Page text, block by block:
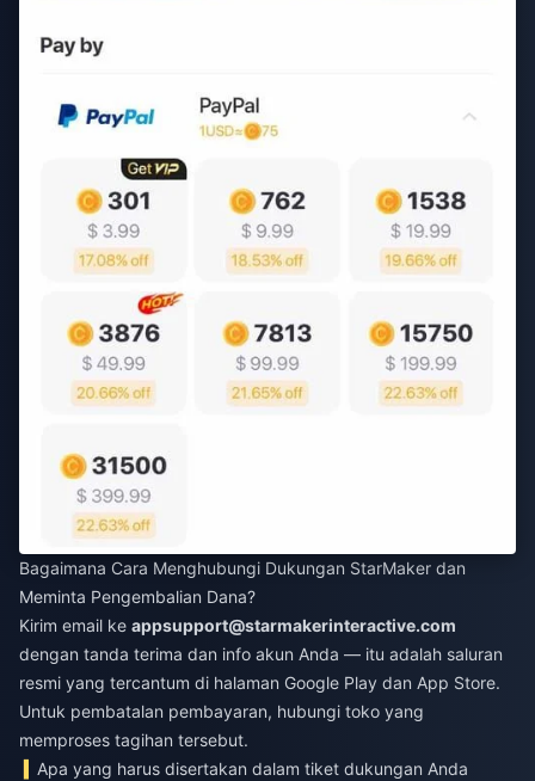
Bagaimana Cara Menghubungi Dukungan StarMaker dan
Meminta Pengembalian Dana?
Kirim email ke appsupport@starmakerinteractive.com
dengan tanda terima dan info akun Anda — itu adalah saluran
resmi yang tercantum di halaman Google Play dan App Store.
Untuk pembatalan pembayaran, hubungi toko yang
memproses tagihan tersebut.
Apa yang harus disertakan dalam tiket dukungan Anda